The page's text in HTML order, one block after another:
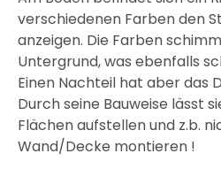
verschiedenen Farben den
anzeigen. Die Farben
Untergrund, was ebenfalls
Einen Nachteil hat aber das
Durch seine Bauweise lässt
Flächen aufstellen und z.b.
Wand/Decke montieren !